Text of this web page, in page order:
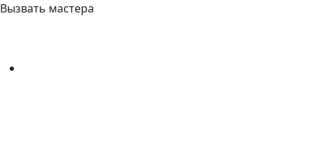
Вызвать мастера